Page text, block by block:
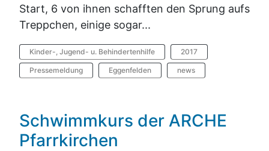
Start, 6 von ihnen schafften den Sprung aufs
Treppchen, einige sogar...
Kinder-, Jugend- u. Behindertenhilfe 2017
Pressemeldung Eggenfelden news
Schwimmkurs der ARCHE
Pfarrkirchen